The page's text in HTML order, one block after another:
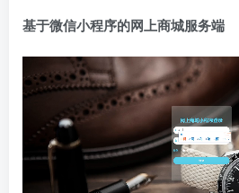
基于微信小程序的网上商城服务端